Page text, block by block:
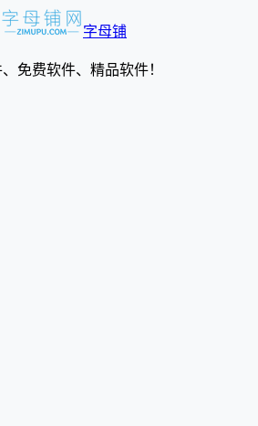
字母铺
免费软件、精品软件！